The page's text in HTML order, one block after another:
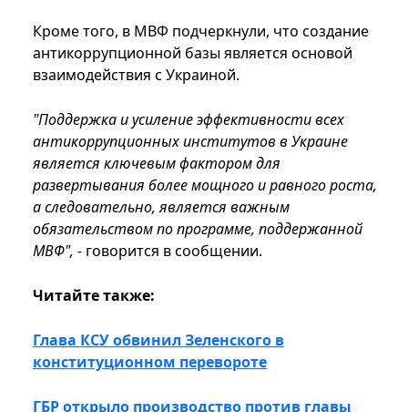
Кроме того, в МВФ подчеркнули, что создание
антикоррупционной базы является основой
взаимодействия с Украиной.
"Поддержка и усиление эффективности всех
антикоррупционных институтов в Украине
является ключевым фактором для
развертывания более мощного и равного роста,
а следовательно, является важным
обязательством по программе, поддержанной
МВФ", - говорится в сообщении.
Читайте также:
Глава КСУ обвинил Зеленского в
конституционном перевороте
ГБР открыло производство против главы